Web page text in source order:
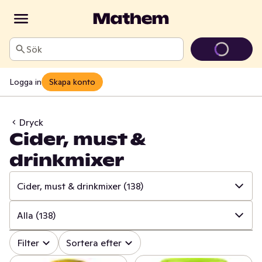
Sök
Logga in Skapa konto
Dryck
Cider, must &
drinkmixer
Cider, must & drinkmixer (138)
✓ Alla (1139)
✓ (144)
Alla (138)
✓ Alla (138)
Filter Sortera efter